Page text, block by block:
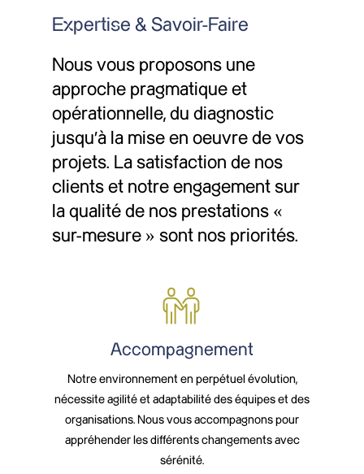
Expertise & Savoir-Faire
Nous vous proposons une
approche pragmatique et
opérationnelle, du diagnostic
jusqu’à la mise en oeuvre de vos
projets. La satisfaction de nos
clients et notre engagement sur
la qualité de nos prestations «
sur-mesure » sont nos priorités.
Accompagnement
Notre environnement en perpétuel évolution,
nécessite agilité et adaptabilité des équipes et des
organisations. Nous vous accompagnons pour
appréhender les différents changements avec
sérénité.